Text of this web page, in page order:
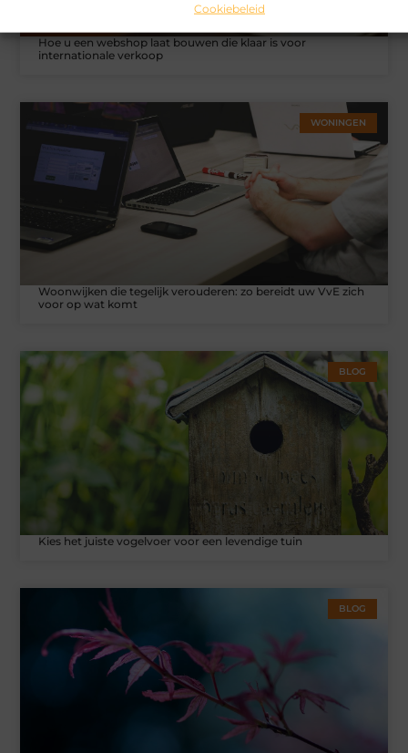
Cookiebeleid
Hoe u een webshop laat bouwen die klaar is voor
internationale verkoop
WONINGEN
Woonwijken die tegelijk verouderen: zo bereidt uw VvE zich
voor op wat komt
BLOG
Kies het juiste vogelvoer voor een levendige tuin
BLOG